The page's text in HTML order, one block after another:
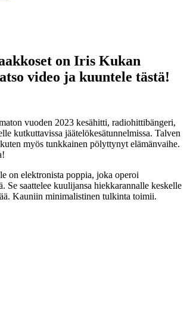
on Iris Kukan
video ja kuuntele tästä!
vuoden 2023 kesähitti, radiohittibängeri,
kutkuttavissa jäätelökesätunnelmissa. Talven
myös tunkkainen pölyttynyt elämänvaihe.
on elektronista poppia, joka operoi
Se saattelee kuulijansa hiekkarannalle keskelle
Kauniin minimalistinen tulkinta toimii.